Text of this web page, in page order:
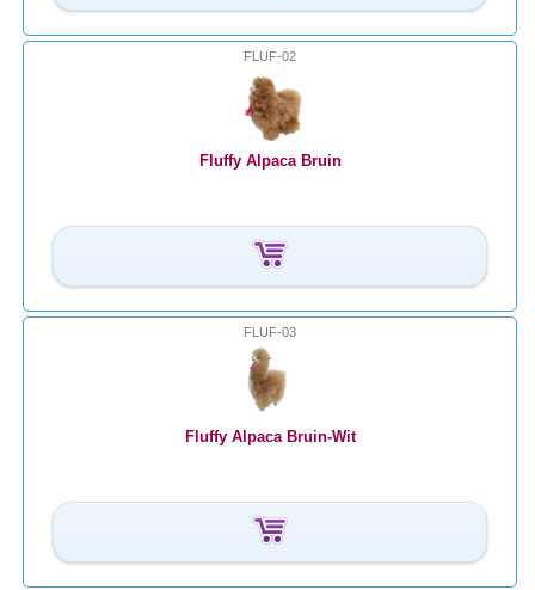
FLUF-02
Fluffy Alpaca Bruin
FLUF-03
Fluffy Alpaca Bruin-Wit